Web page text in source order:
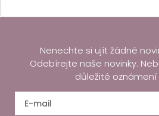
Nenechte si ujít žádné
Odebírejte naše novinky.
důležité oznámení